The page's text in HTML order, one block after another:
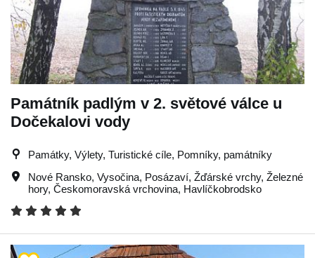
Památník padlým v 2. světové válce u
Dočekalovi vody
Památky, Výlety, Turistické cíle, Pomníky, památníky
Nové Ransko, Vysočina, Posázaví, Žďárské vrchy, Železné
hory, Českomoravská vrchovina, Havlíčkobrodsko